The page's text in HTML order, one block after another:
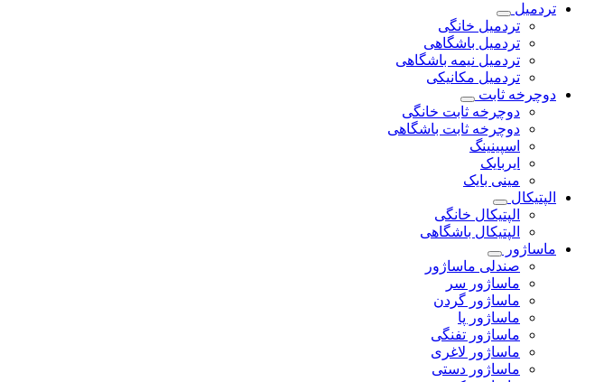
تردمیل
تردمیل خانگی
تردمیل باشگاهی
تردمیل نیمه باشگاهی
تردمیل مکانیکی
دوچرخه ثابت
دوچرخه ثابت خانگی
دوچرخه ثابت باشگاهی
اسپینینگ
ایربایک
مینی بایک
الپتیکال
الپتیکال خانگی
الپتیکال باشگاهی
ماساژور
صندلی ماساژور
ماساژور سر
ماساژور گردن
ماساژور پا
ماساژور تفنگی
ماساژور لاغری
ماساژور دستی